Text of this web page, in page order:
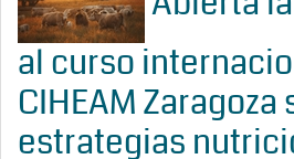
al curso
CIHEAM Zaragoza
estrategias